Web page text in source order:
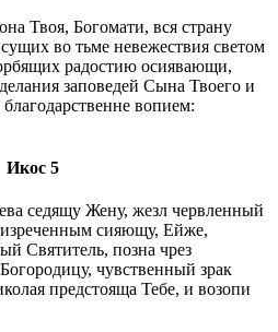
Твоя, Богомати, вся страну
во тьме невежествия светом
радостию осиявающи,
заповедей Сына Твоего и
вопием:
Икос 5
седящу Жену, жезл червленный
сияющу, Ейже,
Святитель, позна чрез
чувственный зрак
предстояща Тебе, и возопи